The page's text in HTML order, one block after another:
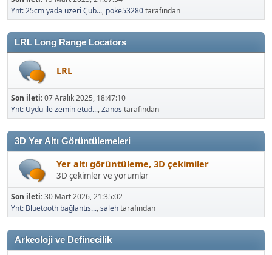
Ynt: 25cm yada üzeri Çub..., poke53280tarafından
LRL Long Range Locators
LRL
Son ileti:07 Aralık 2025, 18:47:10
Ynt: Uydu ile zemin etüd...,Zanos tarafından
3D Yer Altı Görüntülemeleri
Yer altı görüntüleme, 3D çekimiler
3D çekimler ve yorumlar
Son ileti:30 Mart 2026, 21:35:02
Ynt: Bluetooth bağlantıs...,salehtarafından
Arkeoloji ve Definecilik